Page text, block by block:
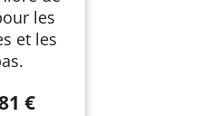
les
et les
€